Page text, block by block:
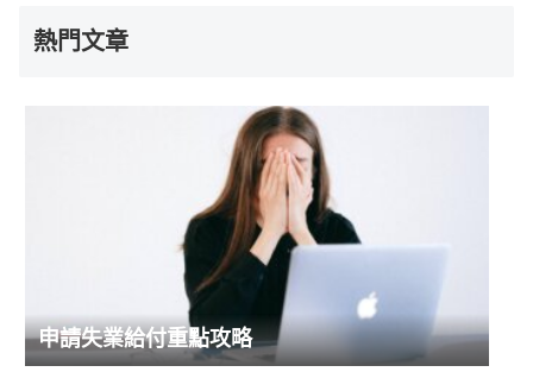
熱門文章
申請失業給付重點攻略